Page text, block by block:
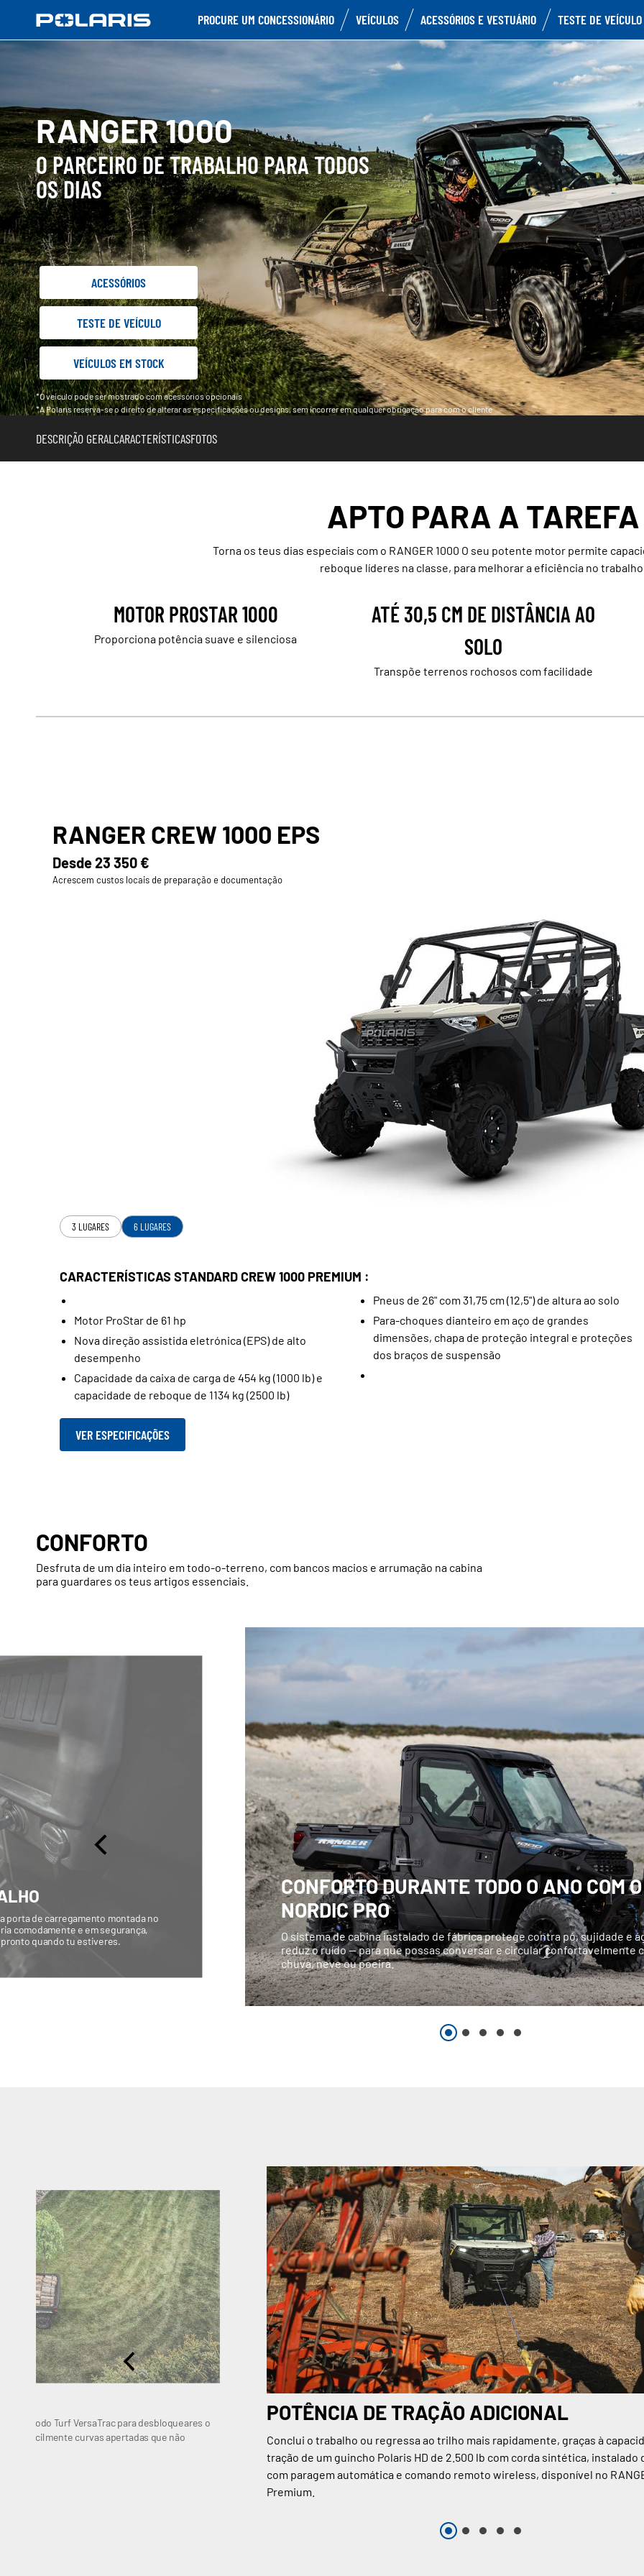
PROCURE UM CONCESSIONÁRIO VEÍCULOS ACESSÓRIOS E VESTUÁRIO TESTE DE VEÍCULO
RANGER 1000
O PARCEIRO DE TRABALHO PARA TODOS
OS DIAS
ACESSÓRIOS
TESTE DE VEÍCULO
VEÍCULOS EM STOCK
*O veículo pode ser mostrado com acessórios opcionais
*A Polaris reserva-se o direito de alterar as especificações ou designs, sem incorrer em qualquer obrigação para com o cliente
DESCRIÇÃO GERAL CARACTERÍSTICASFOTOS
APTO PARA A TAREFA
Torna os teus dias especiais com o RANGER 1000 O seu potente motor permite
reboque líderes na classe, para melhorar a eficiência no trabalho.
MOTOR PROSTAR 1000
Proporciona potência suave e silenciosa
ATÉ 30,5 CM DE DISTÂNCIA AO
SOLO
Transpõe terrenos rochosos com facilidade
RANGER CREW 1000 EPS
Desde23 350 €
Acrescem custos locais de preparação e documentação
3 LUGARES 6 LUGARES
CARACTERÍSTICAS STANDARD CREW 1000 PREMIUM :
Motor ProStar de 61 hp
Nova direção assistida eletrónica (EPS) de alto
desempenho
Capacidade da caixa de carga de 454 kg (1000 lb) e
capacidade de reboque de 1134 kg (2500 lb)
Pneus de 26" com 31,75 cm (12,5") de altura ao solo
Para-choques dianteiro em aço de grandes
dimensões, chapa de proteção integral e proteções
dos braços de suspensão
VER ESPECIFICAÇÕES
CONFORTO
Desfruta de um dia inteiro em todo-o-terreno, com bancos macios e arrumação na cabina
para guardares os teus artigos essenciais.
porta de carregamento montada no
comodamente e em segurança,
quando tu estiveres.
CONFORTO DURANTE TODO O ANO COM O
NORDIC PRO
O sistema de cabina instalado de fábrica protege contra pó, sujidade e
reduz o ruído — para que possas conversar e circular confortavelmente
chuva, neve ou poeira.
o modo Turf VersaTrac para desbloqueares o
facilmente curvas apertadas que não
POTÊNCIA DE TRAÇÃO ADICIONAL
Conclui o trabalho ou regressa ao trilho mais rapidamente, graças à
tração de um guincho Polaris HD de 2.500 lb com corda sintética, instalado
com paragem automática e comando remoto wireless, disponível no
Premium.